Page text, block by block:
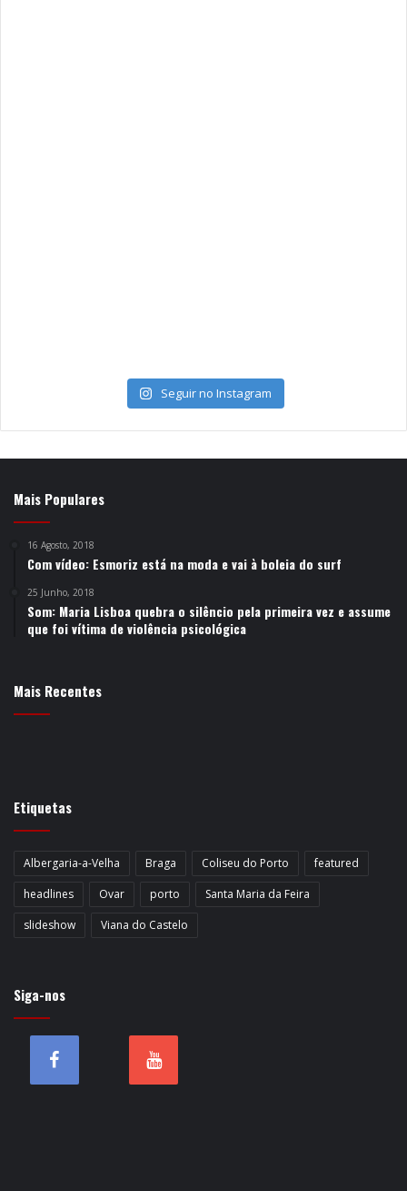
Seguir no Instagram
Mais Populares
16 Agosto, 2018
Com vídeo: Esmoriz está na moda e vai à boleia do surf
25 Junho, 2018
Som: Maria Lisboa quebra o silêncio pela primeira vez e assume
que foi vítima de violência psicológica
Mais Recentes
Etiquetas
Albergaria-a-Velha Braga Coliseu do Porto
featured
headlines
Ovar porto
Santa Maria da Feira
slideshow
Viana do Castelo
Siga-nos